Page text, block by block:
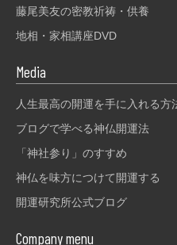
藤尾美友の密教祈祷・供養
地相・家相講座DVD
Media
人生最高の開運を手に入れる方
ブログで学べる神仏開運法
「神社参り」のすすめ
神仏を味方につけて開運する
開運研究所公式ブログ
Company menu